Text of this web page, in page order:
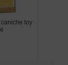
toy